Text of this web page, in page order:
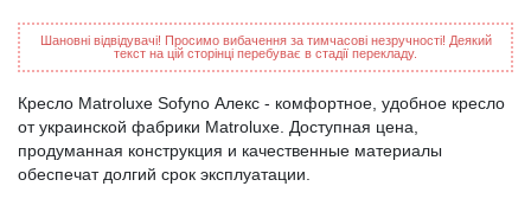
Шановні відвідувачі! Просимо вибачення за тимчасові незручності! Деякий
текст на цій сторінці перебуває в стадії перекладу.
Кресло Matroluxe Sofyno Алекс - комфортное, удобное кресло
от украинской фабрики Matroluxe. Доступная цена,
продуманная конструкция и качественные материалы
обеспечат долгий срок эксплуатации.